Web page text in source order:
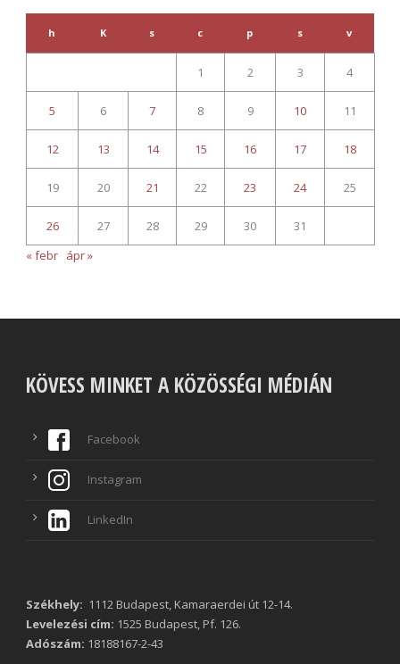
h K s c p s v
1 2 3 4
5 6 7 8 9 10 11
12 13 14 15 16 17 18
19 20 21 22 23 24 25
26 27 28 29 30
31
« febr ápr »
KÖVESS MINKET A KÖZÖSSÉGI MÉDIÁN
Facebook
Instagram
LinkedIn
Székhely: 1112 Budapest, Kamaraerdei út 12-14.
Levelezési cím: 1525 Budapest, Pf. 126.
Adószám: 18188167-2-43